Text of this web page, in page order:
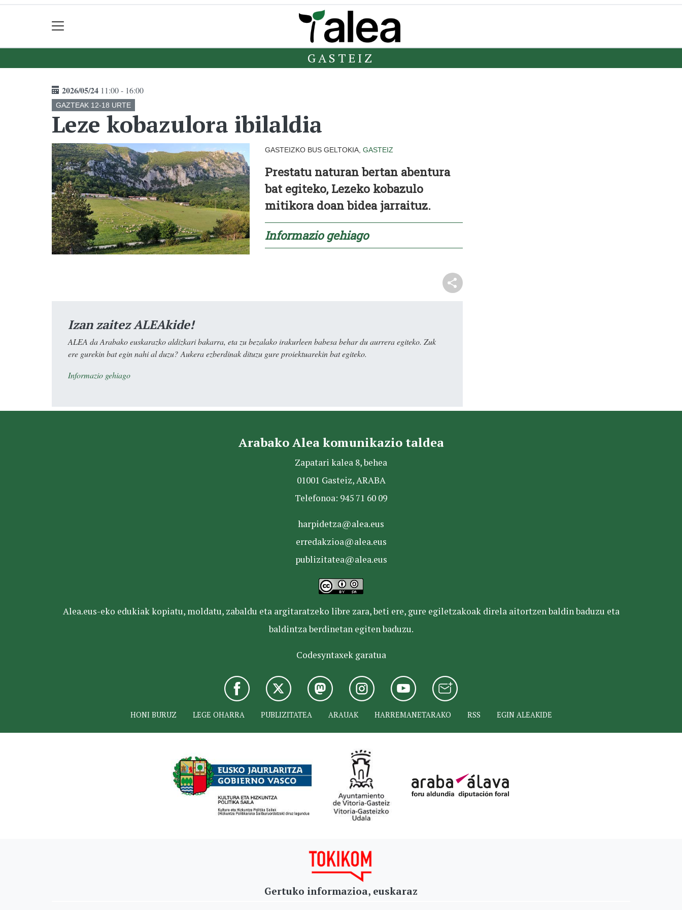
GASTEIZ
2026/05/24 11:00 - 16:00
GAZTEAK 12-18 URTE
Leze kobazulora ibilaldia
GASTEIZKO BUS GELTOKIA, GASTEIZ
Prestatu naturan bertan abentura
bat egiteko, Lezeko kobazulo
mitikora doan bidea jarraituz.
Informazio gehiago
Izan zaitez ALEAkide!
ALEA da Arabako euskarazko aldizkari bakarra, eta zu bezalako irakurleen babesa behar du aurrera egiteko. Zuk
ere gurekin bat egin nahi al duzu? Aukera ezberdinak dituzu gure proiektuarekin bat egiteko.
Informazio gehiago
Arabako Alea komunikazio taldea
Zapatari kalea 8, behea
01001 Gasteiz, ARABA
Telefonoa: 945 71 60 09
harpidetza@alea.eus
erredakzioa@alea.eus
publizitatea@alea.eus
Alea.eus-eko edukiak kopiatu, moldatu, zabaldu eta argitaratzeko libre zara, beti ere, gure egiletzakoak direla aitortzen baldin baduzu eta
baldintza berdinetan egiten baduzu.
Codesyntaxek garatua
HONI BURUZ LEGE OHARRA PUBLIZITATEA ARAUAK HARREMANETARAKO RSS EGIN ALEAKIDE
Gertuko informazioa, euskaraz